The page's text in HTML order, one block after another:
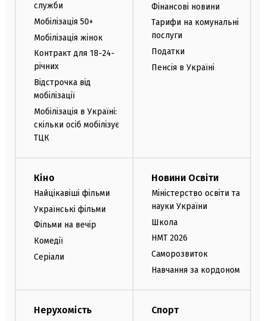
служби
Мобілізація 50+
Мобілізація жінок
Контракт для 18-24-
річних
Відстрочка від
мобілізації
Мобілізація в Україні:
скільки осіб мобілізує
ТЦК
Фінансові новини
Тарифи на комунальні
послуги
Податки
Пенсія в Україні
Кіно
Найцікавіші фільми
Українські фільми
Фільми на вечір
Комедії
Серіали
Новини Освіти
Міністерство освіти та
науки України
Школа
НМТ 2026
Саморозвиток
Навчання за кордоном
Нерухомість Спорт